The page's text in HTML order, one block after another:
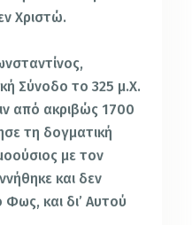
Χριστώ.
Σύνοδο το 325 μ.Χ.
από ακριβώς 1700
τη δογματική
με τον
και δεν
και δι’ Αυτού